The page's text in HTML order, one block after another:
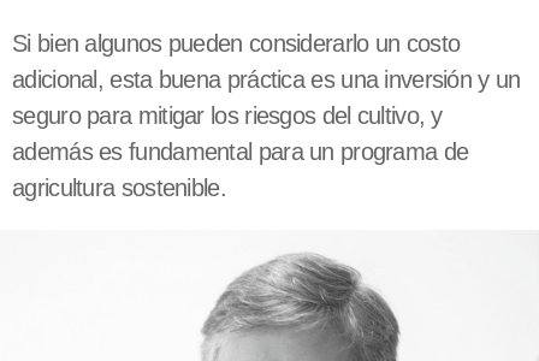
Si bien algunos pueden considerarlo un costo
adicional, esta buena práctica es una inversión y un
seguro para mitigar los riesgos del cultivo, y
además es fundamental para un programa de
agricultura sostenible.